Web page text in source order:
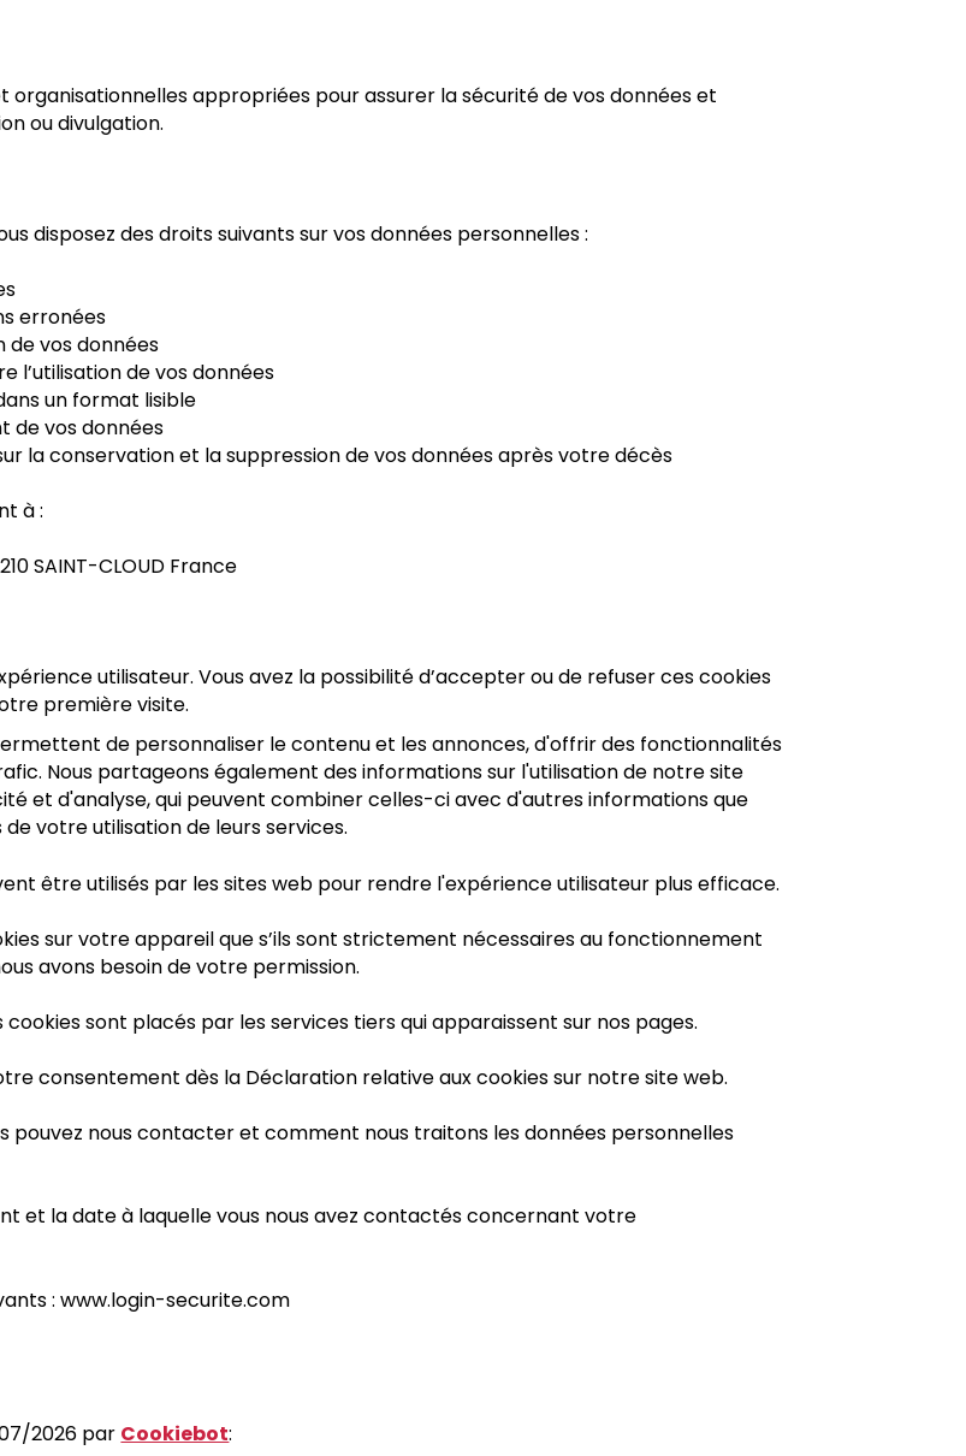
appropriées pour assurer la sécurité de vos données et
ou divulgation.
disposez des droits suivants sur vos données personnelles :
erronées
de vos données
l’utilisation de vos données
un format lisible
de vos données
la conservation et la suppression de vos données après votre décès
à :
SAINT-CLOUD France
utilisateur. Vous avez la possibilité d’accepter ou de refuser ces cookies
première visite.
de personnaliser le contenu et les annonces, d'offrir des fonctionnalités
Nous partageons également des informations sur l'utilisation de notre site
et d'analyse, qui peuvent combiner celles-ci avec d'autres informations que
votre utilisation de leurs services.
être utilisés par les sites web pour rendre l'expérience utilisateur plus efficace.
sur votre appareil que s’ils sont strictement nécessaires au fonctionnement
avons besoin de votre permission.
sont placés par les services tiers qui apparaissent sur nos pages.
consentement dès la Déclaration relative aux cookies sur notre site web.
pouvez nous contacter et comment nous traitons les données personnelles
et la date à laquelle vous nous avez contactés concernant votre
: www.login-securite.com
2026 par Cookiebot: